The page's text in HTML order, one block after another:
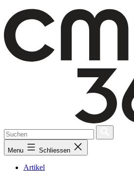
content
Menu Schliessen
Artikel